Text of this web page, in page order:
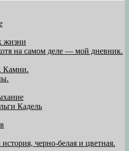
жизни
на самом деле — мой дневник.
Камни.
Кадель
черно-белая и цветная.